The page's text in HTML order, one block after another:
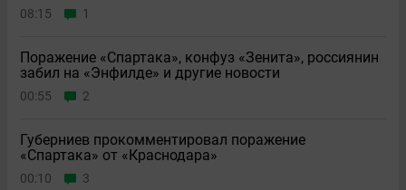
08:15 1
Поражение «Спартака», конфуз «Зенита», россиянин
забил на «Энфилде» и другие новости
00:55 2
Губерниев прокомментировал поражение
«Спартака» от «Краснодара»
00:10 3